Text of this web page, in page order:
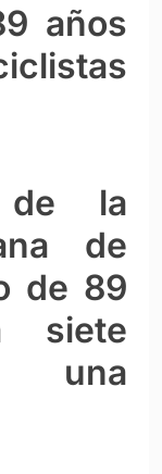
años
de la
de
de 89
siete
una